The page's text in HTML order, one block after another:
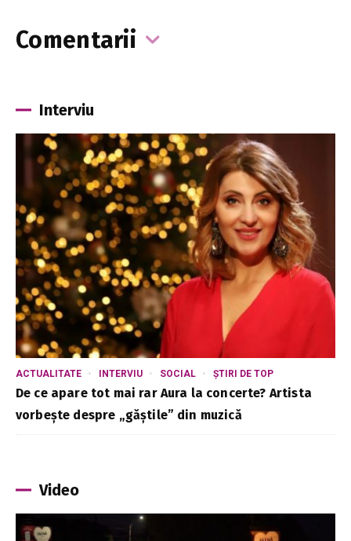
Comentarii
Interviu
ACTUALITATE INTERVIU SOCIAL ȘTIRI DE TOP
De ce apare tot mai rar Aura la concerte? Artista
vorbește despre „găștile” din muzică
Video